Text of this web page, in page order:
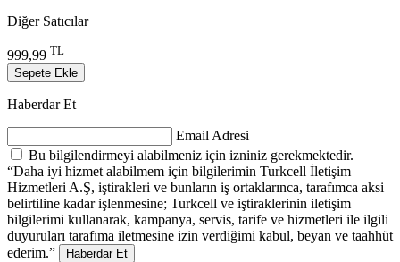
Diğer Satıcılar
999,99 TL
Sepete Ekle
Haberdar Et
Email Adresi
Bu bilgilendirmeyi alabilmeniz için izniniz gerekmektedir.
“Daha iyi hizmet alabilmem için bilgilerimin Turkcell İletişim
Hizmetleri A.Ş, iştirakleri ve bunların iş ortaklarınca, tarafımca aksi
belirtiline kadar işlenmesine; Turkcell ve iştiraklerinin iletişim
bilgilerimi kullanarak, kampanya, servis, tarife ve hizmetleri ile ilgili
duyuruları tarafıma iletmesine izin verdiğimi kabul, beyan ve taahhüt
ederim.”
Haberdar Et